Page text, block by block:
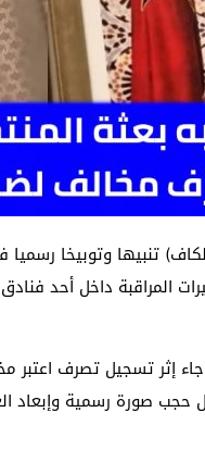
تنبيها وتوبيخا
المراقبة داخل أحد
إثر تسجيل تصرف اعتبر
حجب صورة رسمية